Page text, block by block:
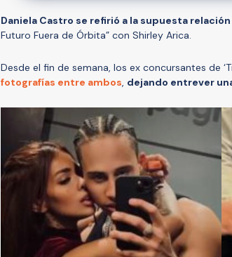
Daniela Castro se refirió a la supuesta
Futuro Fuera de Órbita” con Shirley Arica.
Desde el fin de semana, los ex concursantes de
fotografías entre ambos, dejando entrever